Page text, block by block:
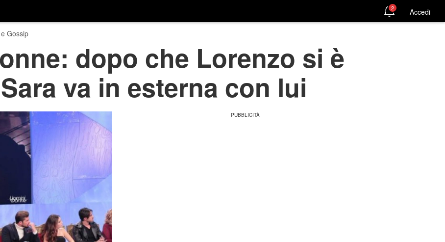
2 Accedi
Gossip
dopo che Lorenzo si è
va in esterna con lui